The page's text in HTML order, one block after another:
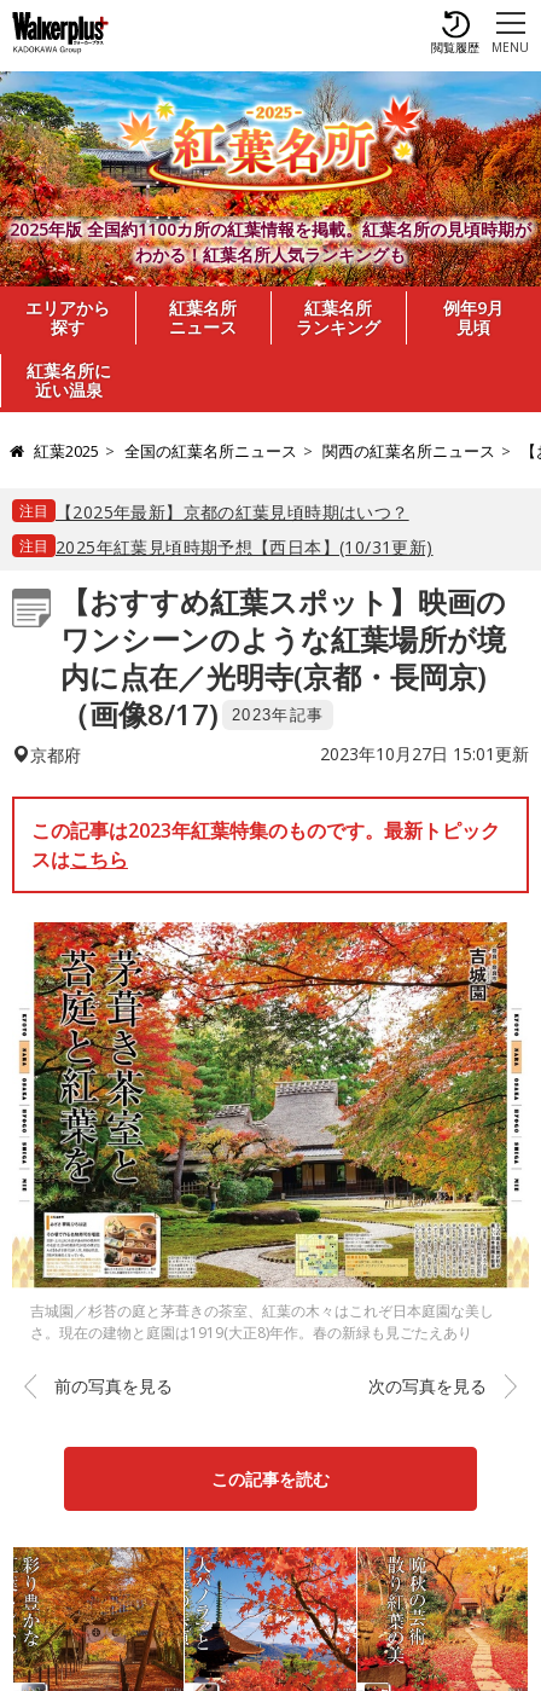
MENU
閲覧履歴
2025年版 全国約1100カ所の紅葉情報を掲載。紅葉名所の見頃時期が
わかる！紅葉名所人気ランキングも
エリアから
探す
紅葉名所
ニュース
紅葉名所
ランキング
例年9月
見頃
紅葉名所に
近い温泉
紅葉2025 全国の紅葉名所ニュース 関西の紅葉名所ニュース
注目 【2025年最新】京都の紅葉見頃時期はいつ？
注目 2025年紅葉見頃時期予想【西日本】(10/31更新)
【おすすめ紅葉スポット】映画の
ワンシーンのような紅葉場所が境
内に点在／光明寺(京都・長岡京)
（画像8/17)
2023年記事
京都府 2023年10月27日 15:01更新
この記事は2023年紅葉特集のものです。最新トピック
スはこちら
吉城園／杉苔の庭と茅葺きの茶室、紅葉の木々はこれぞ日本庭園な美し
さ。現在の建物と庭園は1919(大正8)年作。春の新緑も見ごたえあり
前の写真を見る 次の写真を見る
この記事を読む